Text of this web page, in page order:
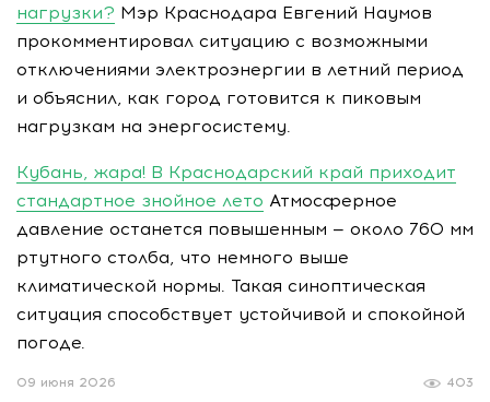
нагрузки? Мэр Краснодара Евгений Наумов
прокомментировал ситуацию с возможными
отключениями электроэнергии в летний период
и объяснил, как город готовится к пиковым
нагрузкам на энергосистему.
Кубань, жара! В Краснодарский край приходит
стандартное знойное лето Атмосферное
давление останется повышенным — около 760 мм
ртутного столба, что немного выше
климатической нормы. Такая синоптическая
ситуация способствует устойчивой и спокойной
погоде.
403
09 июня 2026